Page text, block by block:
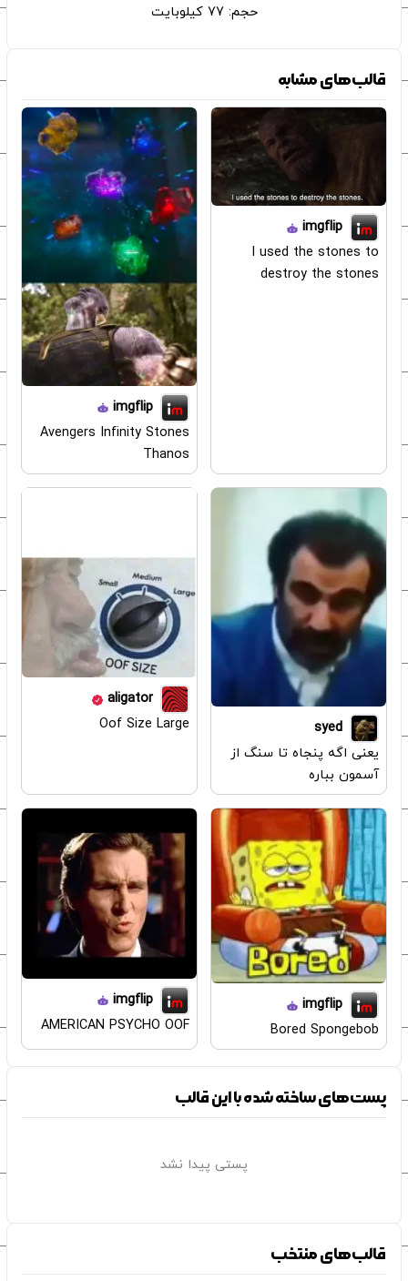
حجم: 77 کیلوبایت
قالب‌های مشابه
imgflip
I used the stones to
destroy the stones
imgflip
Avengers Infinity Stones
Thanos
syed
یعنی اگه پنجاه تا سنگ از
آسمون بباره
aligator
Oof Size Large
imgflip
Bored Spongebob
imgflip
AMERICAN PSYCHO OOF
پست‌های ساخته شده با این قالب
پستی پیدا نشد
قالب‌های منتخب